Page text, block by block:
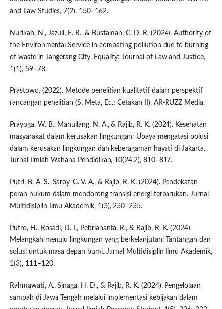
and Law Studies, 7(2), 150–162.
Nurikah, N., Jazuli, E. R., & Bustaman, C. D. R. (2024). Authority of
the Environmental Service in combating pollution due to burning
of waste in Tangerang City. Equality: Journal of Law and Justice,
1(1), 59–78.
Prastowo. (2022). Metode penelitian kualitatif dalam perspektif
rancangan penelitian (S. Meta, Ed.; Cetakan II). AR-RUZZ Media.
Prayoga, W. B., Manullang, N. A., & Rajib, R. K. (2024). Kesehatan
masyarakat dalam kerusakan lingkungan: Upaya mengatasi polusi
dalam kerusakan lingkungan dan keberagaman hayati di Jakarta.
Jurnal Ilmiah Wahana Pendidikan, 10(24.2), 810–817.
Putri, B. A. S., Saroy, G. V. A., & Rajib, R. K. (2024). Pendekatan
peran hukum dalam mendorong transisi energi terbarukan. Jurnal
Multidisiplin Ilmu Akademik, 1(3), 230–235.
Putro, H., Rosadi, D. I., Pebriananta, R., & Rajib, R. K. (2024).
Melangkah menuju lingkungan yang berkelanjutan: Tantangan dan
solusi untuk masa depan bumi. Jurnal Multidisiplin Ilmu Akademik,
1(3), 111–120.
Rahmawati, A., Sinaga, H. D., & Rajib, R. K. (2024). Pengelolaan
sampah di Jawa Tengah melalui implementasi kebijakan dalam